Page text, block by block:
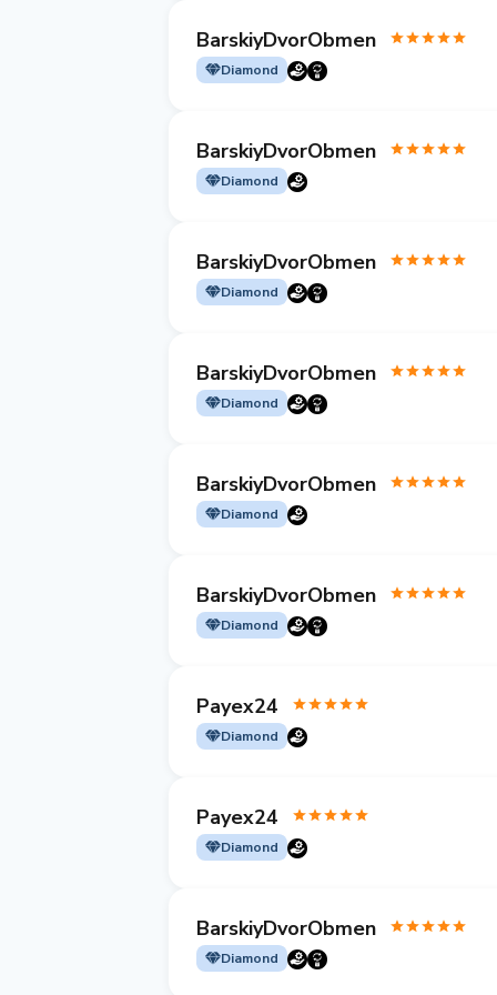
BarskiyDvorObmen
Diamond
BarskiyDvorObmen
Diamond
BarskiyDvorObmen
Diamond
BarskiyDvorObmen
Diamond
BarskiyDvorObmen
Diamond
BarskiyDvorObmen
Diamond
Payex24
Diamond
Payex24
Diamond
BarskiyDvorObmen
Diamond